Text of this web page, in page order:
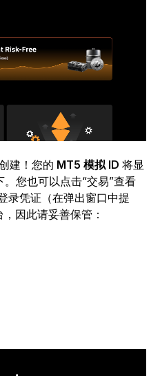
建！您的 MT5 模拟 ID 将显
。您也可以点击“交易”查看
录凭证（在弹出窗口中提
因此请妥善保管：